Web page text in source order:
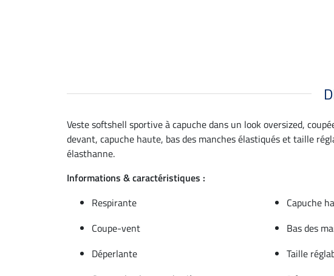
Veste softshell sportive à capuche dans un look oversized,
devant, capuche haute, bas des manches élastiqués et taille
élasthanne.
Informations & caractéristiques :
Respirante
Capuche
Coupe-vent
Bas des
Déperlante
Taille